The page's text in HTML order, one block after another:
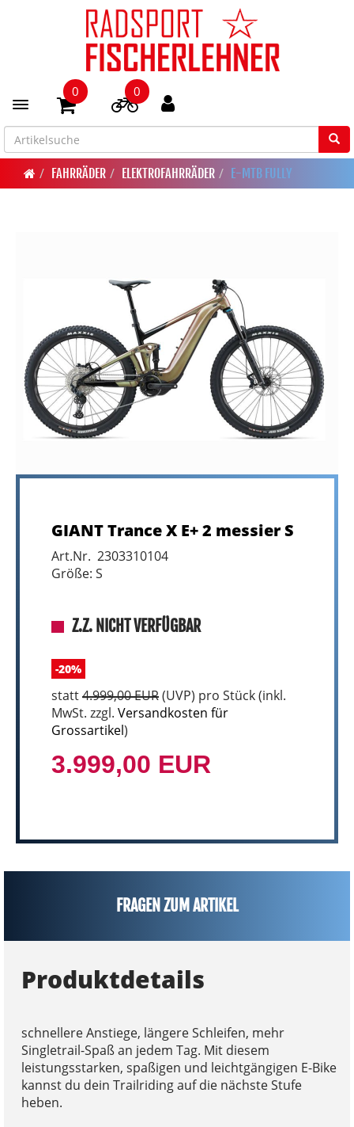
Toggle navigation
0 0
FAHRRÄDER ELEKTROFAHRRÄDER E-MTB FULLY
GIANT Trance X E+ 2 messier S
Art.Nr. 2303310104
Größe: S
Z.Z. NICHT VERFÜGBAR
-20%
statt4.999,00 EUR(UVP) pro Stück (inkl.
MwSt. zzgl. Versandkosten für
Grossartikel)
3.999,00 EUR
FRAGEN ZUM ARTIKEL
Produktdetails
schnellere Anstiege, längere Schleifen, mehr
Singletrail-Spaß an jedem Tag. Mit diesem
leistungsstarken, spaßigen und leichtgängigen E-Bike
kannst du dein Trailriding auf die nächste Stufe
heben.